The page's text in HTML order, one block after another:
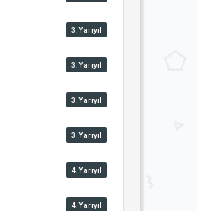
3.Yarıyıl
3.Yarıyıl
3.Yarıyıl
3.Yarıyıl
4.Yarıyıl
4.Yarıyıl